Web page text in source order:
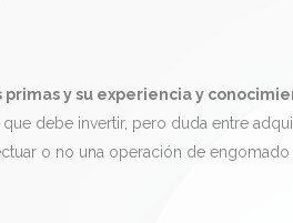
y su experiencia y
debe invertir, pero duda entre
o no una operación de